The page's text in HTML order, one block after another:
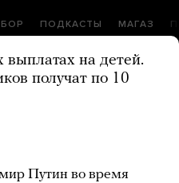
ПОДКАСТЫ МАГАЗ
на детей.
получат по 10
Путин во время